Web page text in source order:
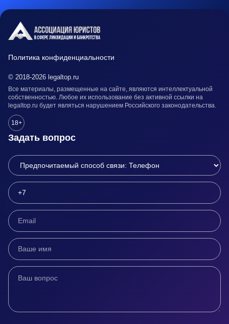
Политика конфиденциальности
© 2018-2026 legaltop.ru
Все материалы, размещенные на сайте, являются интеллектуальной
собственностью. Любое их использование без активной ссылки на
legaltop.ru будет являться нарушением Российского законодательства.
18+
Задать вопрос